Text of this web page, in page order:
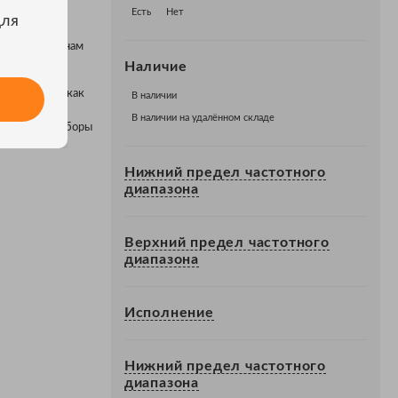
к нам
услуги как
можно
приборы
Есть Нет
Наличие
В наличии
В наличии на удалённом складе
Нижний предел частотного
диапазона
Верхний предел частотного
диапазона
Исполнение
Нижний предел частотного
диапазона